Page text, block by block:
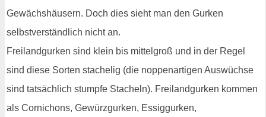
Gewächshäusern. Doch dies sieht man den Gurken
selbstverständlich nicht an.
Freilandgurken sind klein bis mittelgroß und in der Regel
sind diese Sorten stachelig (die noppenartigen Auswüchse
sind tatsächlich stumpfe Stacheln). Freilandgurken kommen
als Cornichons, Gewürzgurken, Essiggurken,